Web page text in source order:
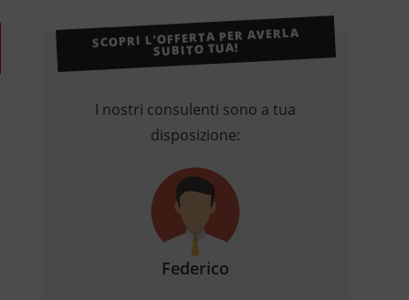
SCOPRI L’OFFERTA PER AVERLA
SUBITO TUA!
I nostri consulenti sono a tua
disposizione:
Federico